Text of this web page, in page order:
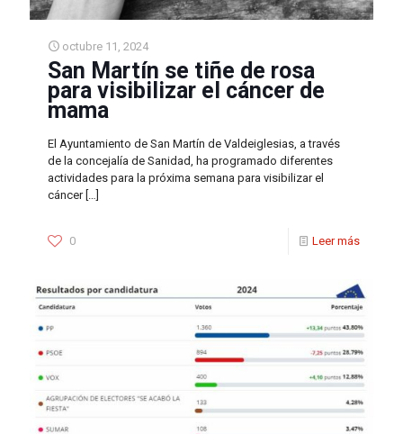
octubre 11, 2024
San Martín se tiñe de rosa
para visibilizar el cáncer de
mama
El Ayuntamiento de San Martín de Valdeiglesias, a través
de la concejalía de Sanidad, ha programado diferentes
actividades para la próxima semana para visibilizar el
cáncer[…]
0 Leer más